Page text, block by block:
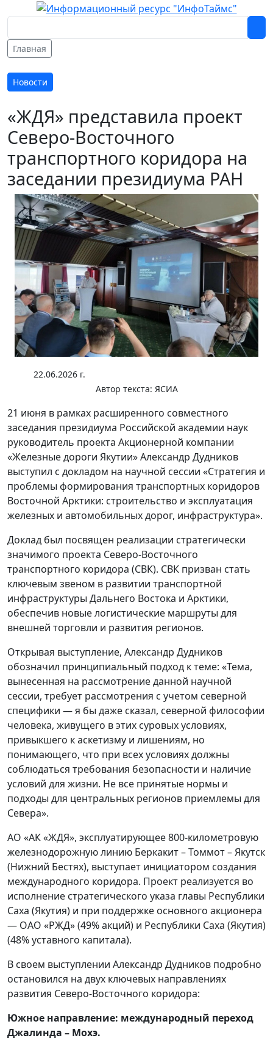
Главная
Новости
«ЖДЯ» представила проект
Северо-Восточного
транспортного коридора на
заседании президиума РАН
22.06.2026 г.
Автор текста: ЯСИА
21 июня в рамках расширенного совместного
заседания президиума Российской академии наук
руководитель проекта Акционерной компании
«Железные дороги Якутии» Александр Дудников
выступил с докладом на научной сессии «Стратегия и
проблемы формирования транспортных коридоров
Восточной Арктики: строительство и эксплуатация
железных и автомобильных дорог, инфраструктура».
Доклад был посвящен реализации стратегически
значимого проекта Северо-Восточного
транспортного коридора (СВК). СВК призван стать
ключевым звеном в развитии транспортной
инфраструктуры Дальнего Востока и Арктики,
обеспечив новые логистические маршруты для
внешней торговли и развития регионов.
Открывая выступление, Александр Дудников
обозначил принципиальный подход к теме: «Тема,
вынесенная на рассмотрение данной научной
сессии, требует рассмотрения с учетом северной
специфики — я бы даже сказал, северной философии
человека, живущего в этих суровых условиях,
привыкшего к аскетизму и лишениям, но
понимающего, что при всех условиях должны
соблюдаться требования безопасности и наличие
условий для жизни. Не все принятые нормы и
подходы для центральных регионов приемлемы для
Севера».
АО «АК «ЖДЯ», эксплуатирующее 800-километровую
железнодорожную линию Беркакит – Томмот – Якутск
(Нижний Бестях), выступает инициатором создания
международного коридора. Проект реализуется во
исполнение стратегического указа главы Республики
Саха (Якутия) и при поддержке основного акционера
— ОАО «РЖД» (49% акций) и Республики Саха (Якутия)
(48% уставного капитала).
В своем выступлении Александр Дудников подробно
остановился на двух ключевых направлениях
развития Северо-Восточного коридора:
Южное направление: международный переход
Джалинда – Мохэ.